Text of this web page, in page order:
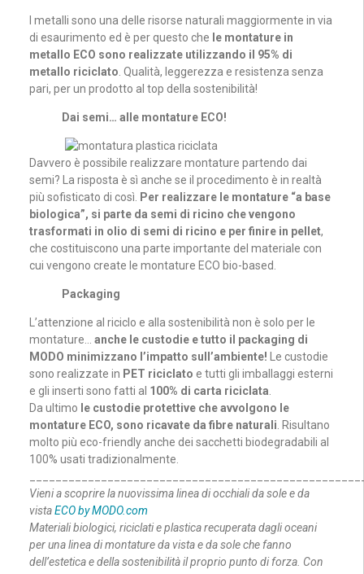
I metalli sono una delle risorse naturali maggiormente in via
di esaurimento ed è per questo che le montature in
metallo ECO sono realizzate utilizzando il 95% di
metallo riciclato . Qualità, leggerezza e resistenza senza
pari, per un prodotto al top della sostenibilità!
Dai semi… alle montature ECO!
Davvero è possibile realizzare montature partendo dai
semi? La risposta è sì anche se il procedimento è in realtà
più sofisticato di così.
Per realizzare le montature “a base
biologica”, si parte da semi di ricino che vengono
trasformati in olio di semi di ricino e per finire in pellet,
che costituiscono una parte importante del materiale con
cui vengono create le montature ECO bio-based.
Packaging
L’attenzione al riciclo e alla sostenibilità non è solo per le
montature… anche le custodie e tutto il packaging di
MODO minimizzano l’impatto sull’ambiente! Le custodie
sono realizzate in PET riciclato e tutti gli imballaggi esterni
e gli inserti sono fatti al 100% di carta riciclata
Da ultimo le custodie protettive che avvolgono le
montature ECO, sono ricavate da fibre naturali . Risultano
molto più eco-friendly anche dei sacchetti biodegradabili al
100% usati tradizionalmente.
Vieni a scoprire la nuovissima linea di occhiali da sole e da
vistaECO by MODO.com
Materiali biologici, riciclati e plastica recuperata dagli oceani
per una linea di montature da vista e da sole che fanno
dell’estetica e della sostenibilità il proprio punto di forza. Con